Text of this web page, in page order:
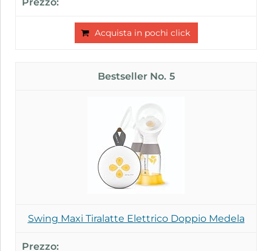
Acquista in pochi click
5
Swing Maxi Tiralatte Elettrico Doppio Medela